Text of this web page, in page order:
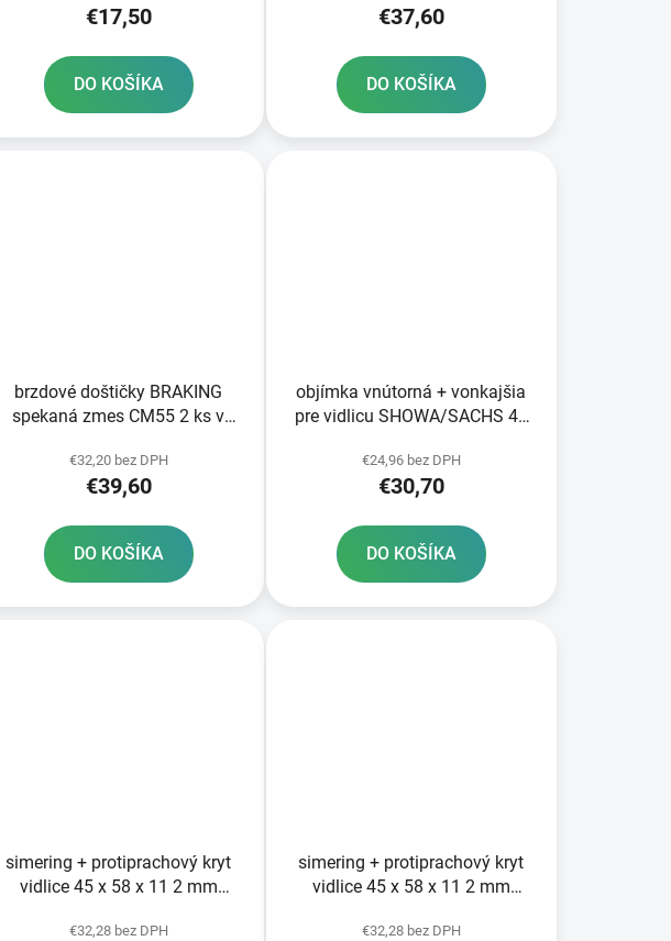
€17,50
DO KOŠÍKA
€37,60
DO KOŠÍKA
brzdové doštičky BRAKING
spekaná zmes CM55 2 ks v
€32,20 bez DPH
€39,60
DO KOŠÍKA
objímka vnútorná + vonkajšia
pre vidlicu SHOWA/SACHS 43
€24,96 bez DPH
€30,70
DO KOŠÍKA
simering + protiprachový kryt
vidlice 45 x 58 x 11 2 mm
€32,28 bez DPH
simering + protiprachový kryt
vidlice 45 x 58 x 11 2 mm
€32,28 bez DPH